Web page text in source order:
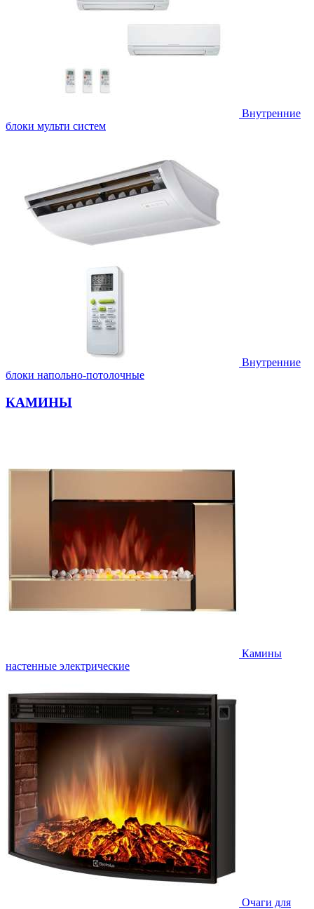
Внутренние
блоки мульти систем
Внутренние
блоки напольно-потолочные
КАМИНЫ
Камины
настенные электрические
Очаги для